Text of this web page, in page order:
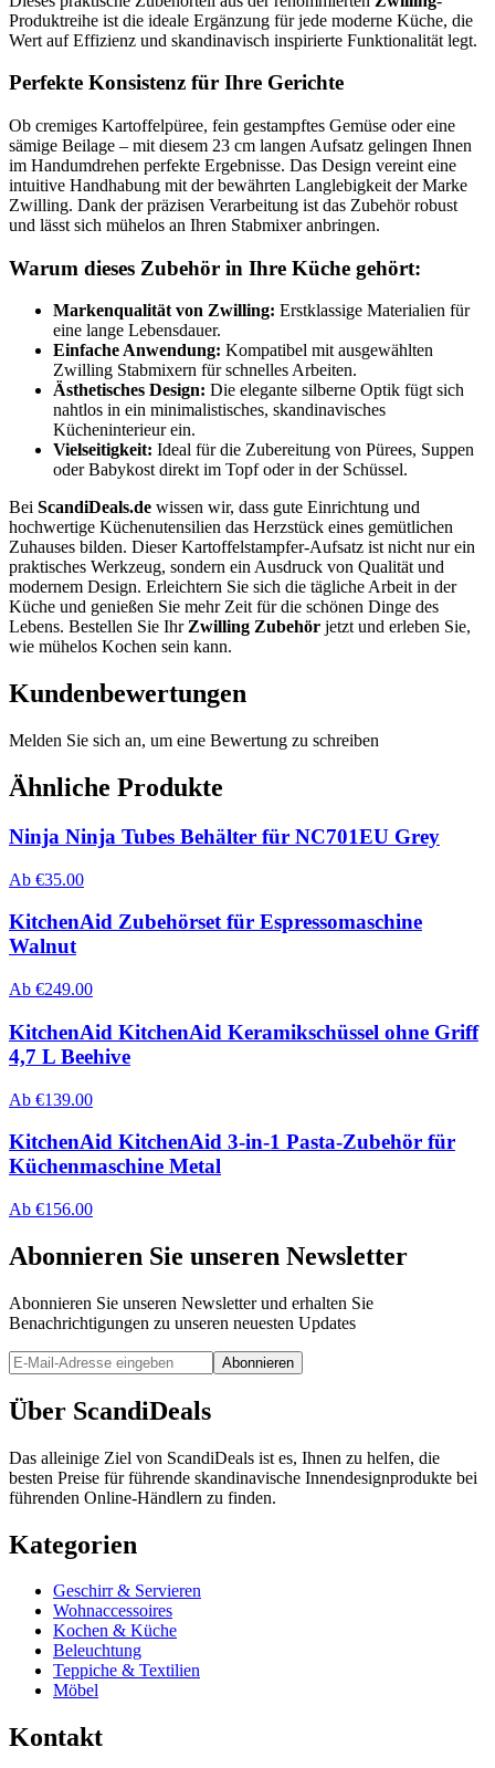
Produktreihe ist die ideale Ergänzung für jede moderne Küche, die
Wert auf Effizienz und skandinavisch inspirierte Funktionalität legt.
Perfekte Konsistenz für Ihre Gerichte
Ob cremiges Kartoffelpüree, fein gestampftes Gemüse oder eine
sämige Beilage – mit diesem 23 cm langen Aufsatz gelingen Ihnen
im Handumdrehen perfekte Ergebnisse. Das Design vereint eine
intuitive Handhabung mit der bewährten Langlebigkeit der Marke
Zwilling. Dank der präzisen Verarbeitung ist das Zubehör robust
und lässt sich mühelos an Ihren Stabmixer anbringen.
Warum dieses Zubehör in Ihre Küche gehört:
Markenqualität von Zwilling: Erstklassige Materialien für
eine lange Lebensdauer.
Einfache Anwendung: Kompatibel mit ausgewählten
Zwilling Stabmixern für schnelles Arbeiten.
Ästhetisches Design: Die elegante silberne Optik fügt sich
nahtlos in ein minimalistisches, skandinavisches
Kücheninterieur ein.
Vielseitigkeit: Ideal für die Zubereitung von Pürees, Suppen
oder Babykost direkt im Topf oder in der Schüssel.
Bei ScandiDeals.de wissen wir, dass gute Einrichtung und
hochwertige Küchenutensilien das Herzstück eines gemütlichen
Zuhauses bilden. Dieser Kartoffelstampfer-Aufsatz ist nicht nur ein
praktisches Werkzeug, sondern ein Ausdruck von Qualität und
modernem Design. Erleichtern Sie sich die tägliche Arbeit in der
Küche und genießen Sie mehr Zeit für die schönen Dinge des
Lebens. Bestellen Sie Ihr Zwilling Zubehör jetzt und erleben Sie,
wie mühelos Kochen sein kann.
Kundenbewertungen
Melden Sie sich an, um eine Bewertung zu schreiben
Ähnliche Produkte
Ninja Ninja Tubes Behälter für NC701EU Grey
Ab €35.00
KitchenAid Zubehörset für Espressomaschine
Walnut
Ab €249.00
KitchenAid KitchenAid Keramikschüssel ohne Griff
4,7 L Beehive
Ab €139.00
KitchenAid KitchenAid 3-in-1 Pasta-Zubehör für
Küchenmaschine Metal
Ab €156.00
Abonnieren Sie unseren Newsletter
Abonnieren Sie unseren Newsletter und erhalten Sie
Benachrichtigungen zu unseren neuesten Updates
Abonnieren
Über ScandiDeals
Das alleinige Ziel von ScandiDeals ist es, Ihnen zu helfen, die
besten Preise für führende skandinavische Innendesignprodukte bei
führenden Online-Händlern zu finden.
Kategorien
Geschirr & Servieren
Wohnaccessoires
Kochen & Küche
Beleuchtung
Teppiche & Textilien
Möbel
Kontakt